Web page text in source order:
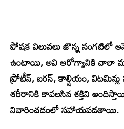
పోషక విలువలు జొన్న సంగటిలో
ఉంటాయి, అవి ఆరోగ్యానికి చాలా
ప్రోటీన్, ఐరన్, కాల్షియం,
శరీరానికి కావలసిన శక్తిని
నివారించడంలో సహాయపడతాయి.